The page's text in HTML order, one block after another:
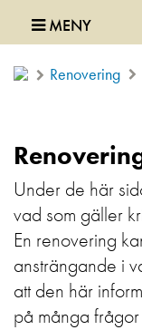
MENY
Renovering
Under de här
vad som gäller
En renovering
ansträngande i
att den här
på många frågor